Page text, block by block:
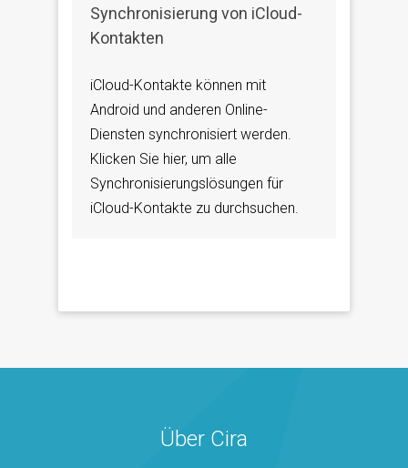
Synchronisierung von iCloud-
Kontakten
iCloud-Kontakte können mit
Android und anderen Online-
Diensten synchronisiert werden.
Klicken Sie hier, um alle
Synchronisierungslösungen für
iCloud-Kontakte zu durchsuchen.
Über Cira